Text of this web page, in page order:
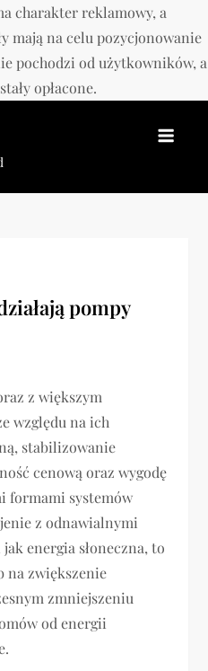
charakter reklamowy, a
mają na celu pozycjonowanie
pochodzi od użytkowników, a
opłacone.
pompy
z większym
względu na ich
stabilizowanie
cenową oraz wygodę
formami systemów
z odnawialnymi
energia słoneczna, to
na zwiększenie
zmniejszeniu
od energii